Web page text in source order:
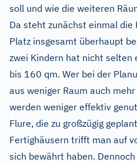
soll und wie die weiteren
Da steht zunächst einmal die
Platz insgesamt überhaupt
zwei Kindern hat nicht selten
bis 160 qm. Wer bei der
aus weniger Raum auch
werden weniger effektiv
Flure, die zu großzügig
Fertighäusern trifft man auf
sich bewährt haben.